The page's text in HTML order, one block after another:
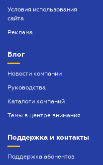
Условия использования
сайта
Реклама
Блог
Новости компании
Руководства
Каталоги компаний
Темы в центре внимания
Поддержка и контакты
Поддержка абонентов